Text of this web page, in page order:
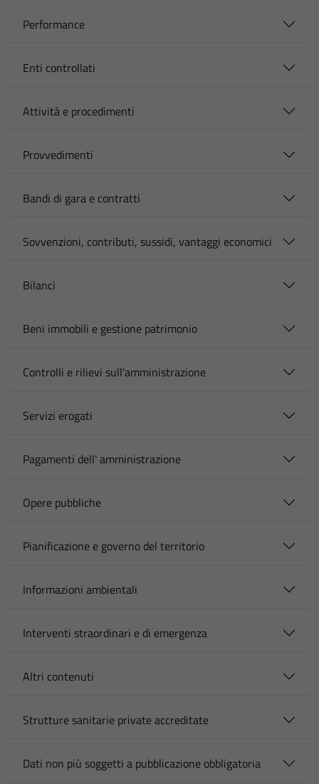
Performance
Enti controllati
Attività e procedimenti
Provvedimenti
Bandi di gara e contratti
Sovvenzioni, contributi, sussidi, vantaggi economici
Bilanci
Beni immobili e gestione patrimonio
Controlli e rilievi sull'amministrazione
Servizi erogati
Pagamenti dell' amministrazione
Opere pubbliche
Pianificazione e governo del territorio
Informazioni ambientali
Interventi straordinari e di emergenza
Altri contenuti
Strutture sanitarie private accreditate
Dati non più soggetti a pubblicazione obbligatoria